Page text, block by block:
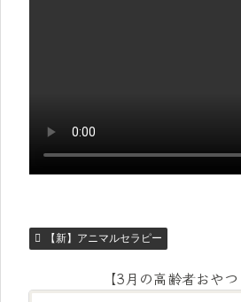
【新】アニマルセラピー
【3月の高齢者おやつ